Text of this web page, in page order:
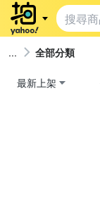
全部分類
最新上架